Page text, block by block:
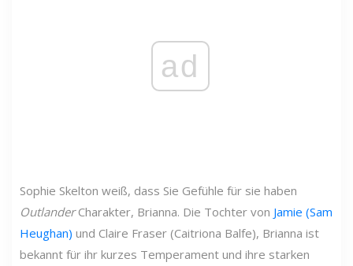
ad
Sophie Skelton weiß, dass Sie Gefühle für sie haben
OutlanderCharakter, Brianna. Die Tochter von Jamie (Sam
Heughan) und Claire Fraser (Caitriona Balfe), Brianna ist
bekannt für ihr kurzes Temperament und ihre starken